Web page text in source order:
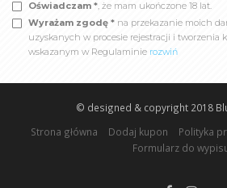
Oświadczam *, że mam ukończone 18 lat.
Wyrażam zgodę * na przekazanie moich
uzyskanych w procesie rejestracji i tworzenia
wskazanym w Regulaminie rozwiń
© designed & copyright 2018
Strona główna
Dodaj kupon Polityka
Formularz do